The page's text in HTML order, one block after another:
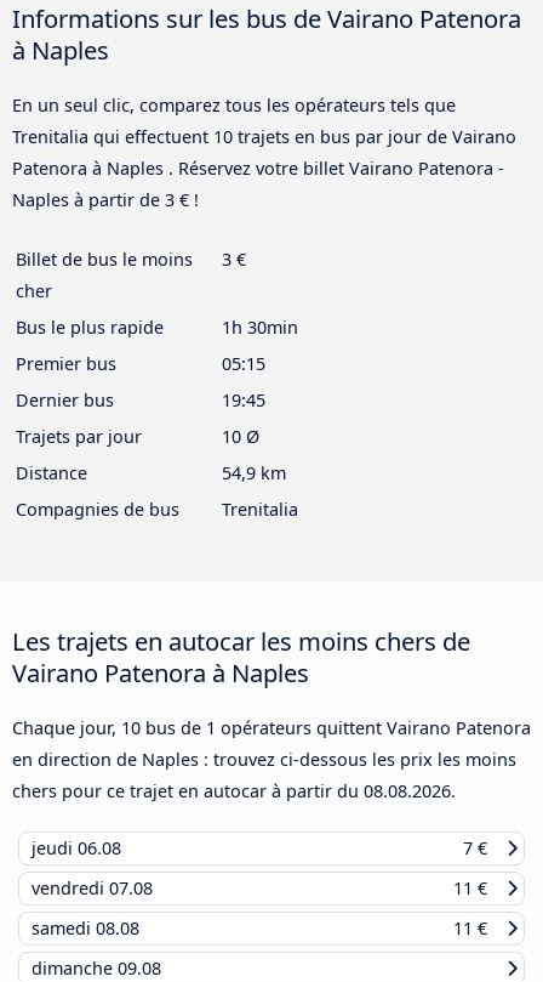
Informations sur les bus de Vairano Patenora
à Naples
En un seul clic, comparez tous les opérateurs tels que
Trenitalia qui effectuent 10 trajets en bus par jour de Vairano
Patenora à Naples . Réservez votre billet Vairano Patenora -
Naples à partir de 3 € !
Billet de bus le moins
cher
3 €
Bus le plus rapide
1h 30min
Premier bus
05:15
Dernier bus
19:45
Trajets par jour
10 Ø
Distance
54,9 km
Compagnies de bus
Trenitalia
Les trajets en autocar les moins chers de
Vairano Patenora à Naples
Chaque jour, 10 bus de 1 opérateurs quittent Vairano Patenora
en direction de Naples : trouvez ci-dessous les prix les moins
chers pour ce trajet en autocar à partir du 08.08.2026.
jeudi 06.08
7 €
vendredi 07.08
11 €
samedi 08.08
11 €
dimanche 09.08